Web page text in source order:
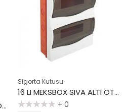
24 LÜ SIVA ALTI MEKSBOX OTOMAT KUTUSU
Sigorta Kutusu
16 LI MEKSBOX SIVA ALTI OTOMAT KUTUSU
+ 0